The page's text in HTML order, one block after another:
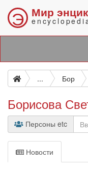
Э Мир
... Бор
Борисова
Персоны etc
Новости